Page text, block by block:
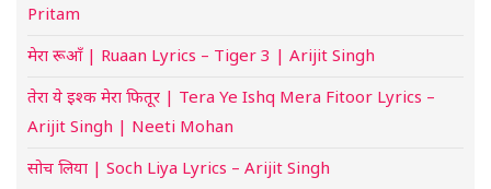
Pritam
मेरा रूआँ | Ruaan Lyrics – Tiger 3 | Arijit Singh
तेरा ये इश्क मेरा फितूर | Tera Ye Ishq Mera Fitoor Lyrics –
Arijit Singh | Neeti Mohan
सोच लिया | Soch Liya Lyrics – Arijit Singh